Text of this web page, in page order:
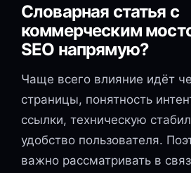
Словарная статья с
коммерческим
SEO напрямую?
Чаще всего влияние идёт
страницы, понятность
ссылки, техническую
удобство пользователя.
важно рассматривать в